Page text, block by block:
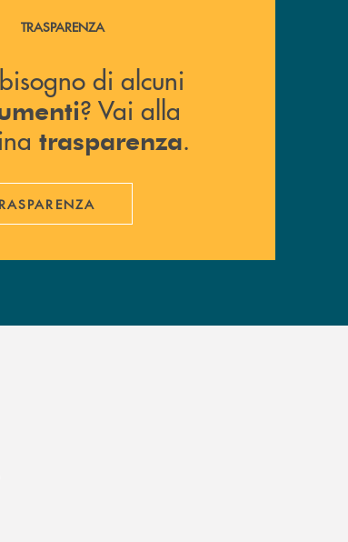
di alcuni documenti ? Vai alla pagina
TRASPARENZA
di alcuni
? Vai alla
trasparenza.